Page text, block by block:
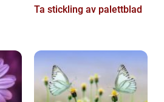
Ta stickling av palettblad